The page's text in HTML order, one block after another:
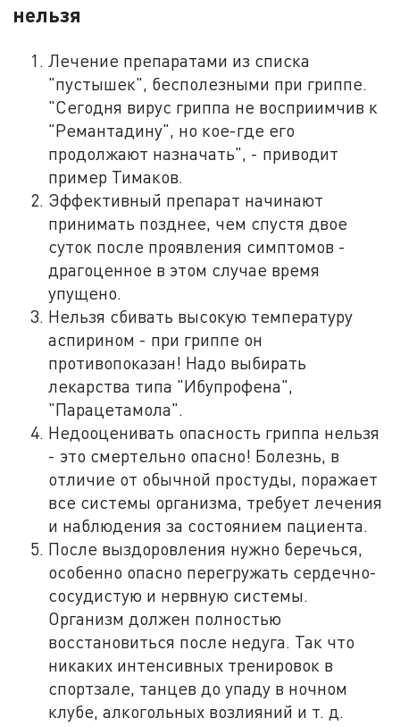
нельзя
Лечение препаратами из списка
"пустышек", бесполезными при гриппе.
"Сегодня вирус гриппа не восприимчив к
"Ремантадину", но кое-где его
продолжают назначать", - приводит
пример Тимаков.
Эффективный препарат начинают
принимать позднее, чем спустя двое
суток после проявления симптомов -
драгоценное в этом случае время
упущено.
Нельзя сбивать высокую температуру
аспирином - при гриппе он
противопоказан! Надо выбирать
лекарства типа "Ибупрофена",
"Парацетамола".
Недооценивать опасность гриппа нельзя
- это смертельно опасно! Болезнь, в
отличие от обычной простуды, поражает
все системы организма, требует лечения
и наблюдения за состоянием пациента.
После выздоровления нужно беречься,
особенно опасно перегружать сердечно-
сосудистую и нервную системы.
Организм должен полностью
восстановиться после недуга. Так что
никаких интенсивных тренировок в
спортзале, танцев до упаду в ночном
клубе, алкогольных возлияний и т. д.